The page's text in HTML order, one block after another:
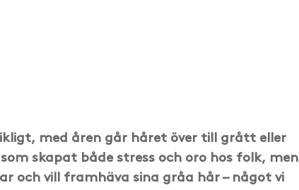
med åren går håret över till grått eller
skapat både stress och oro hos folk, men
och vill framhäva sina gråa hår – något vi